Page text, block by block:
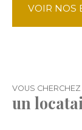
VOIR NOS
VOUS
un